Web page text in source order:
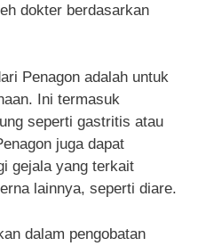
dokter berdasarkan
Penagon adalah untuk
Ini termasuk
seperti gastritis atau
juga dapat
gejala yang terkait
lainnya, seperti diare.
dalam pengobatan